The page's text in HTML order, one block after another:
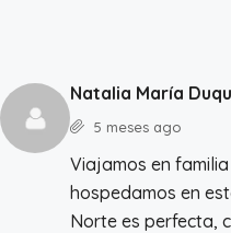
Natalia María
5 meses ago
Viajamos en
hospedamos en
Norte es perfecta,